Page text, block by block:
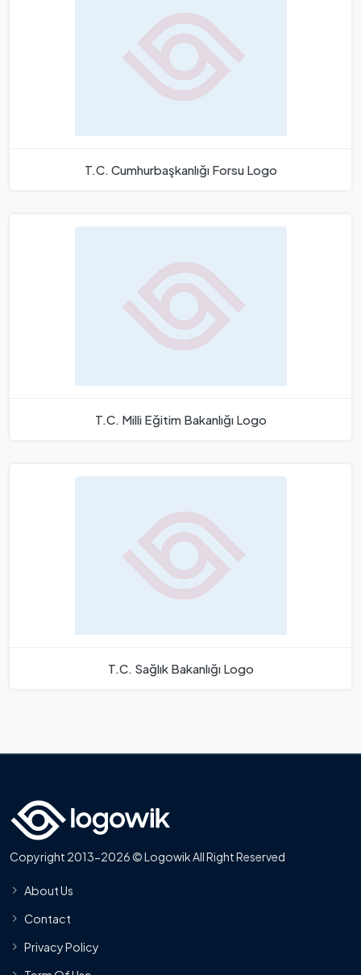
T.C. Cumhurbaşkanlığı Forsu Logo
T.C. Milli Eğitim Bakanlığı Logo
T.C. Sağlık Bakanlığı Logo
Copyright 2013-2026 © Logowik All Right Reserved
About Us
Contact
Privacy Policy